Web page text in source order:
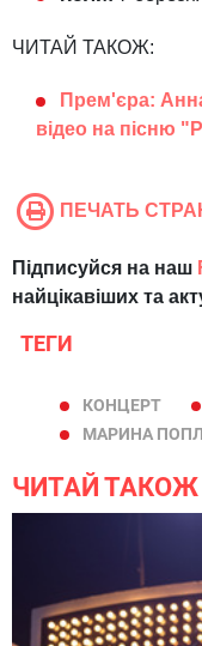
ЧИТАЙ ТАКОЖ:
Прем'єра:
відео на пісню
ПЕЧАТЬ
Підписуйся на наш
найцікавіших та
ТЕГИ
КОНЦЕРТ
МАРИНА
ЧИТАЙ ТАКОЖ